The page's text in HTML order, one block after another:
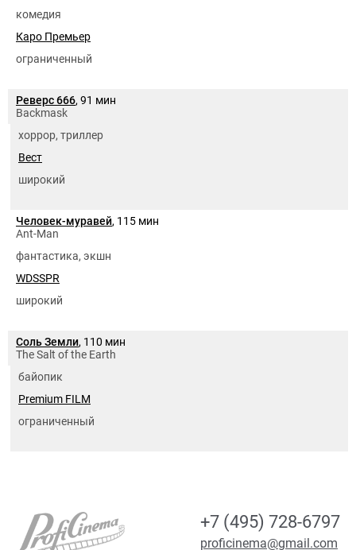
комедия
Каро Премьер
ограниченный
Реверс 666, 91 мин
Backmask
хоррор, триллер
Вест
широкий
Человек-муравей, 115 мин
Ant-Man
фантастика, экшн
WDSSPR
широкий
Соль Земли, 110 мин
The Salt of the Earth
байопик
Premium FILM
ограниченный
+7 (495) 728-6797
proficinema@gmail.com